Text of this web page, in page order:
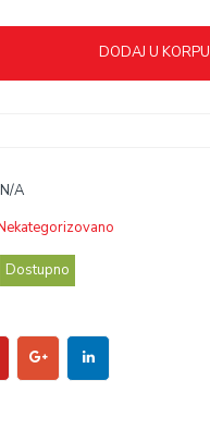
DODAJ U KORPU
N/A
Dostupno